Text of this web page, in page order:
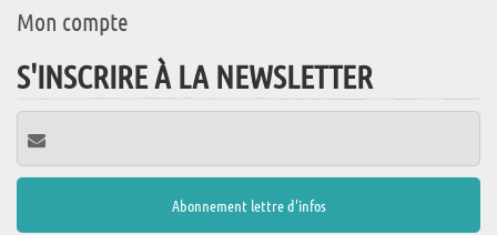
Mon compte
S'INSCRIRE À LA NEWSLETTER